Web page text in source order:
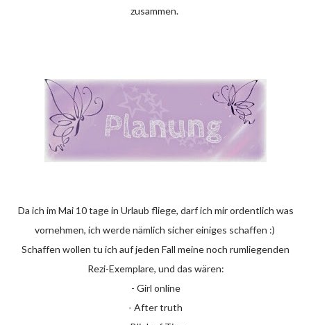
zusammen.
Da ich im Mai 10 tage in Urlaub fliege, darf ich mir ordentlich was
vornehmen, ich werde nämlich sicher einiges schaffen :)
Schaffen wollen tu ich auf jeden Fall meine noch rumliegenden
Rezi-Exemplare, und das wären:
- Girl online
- After truth